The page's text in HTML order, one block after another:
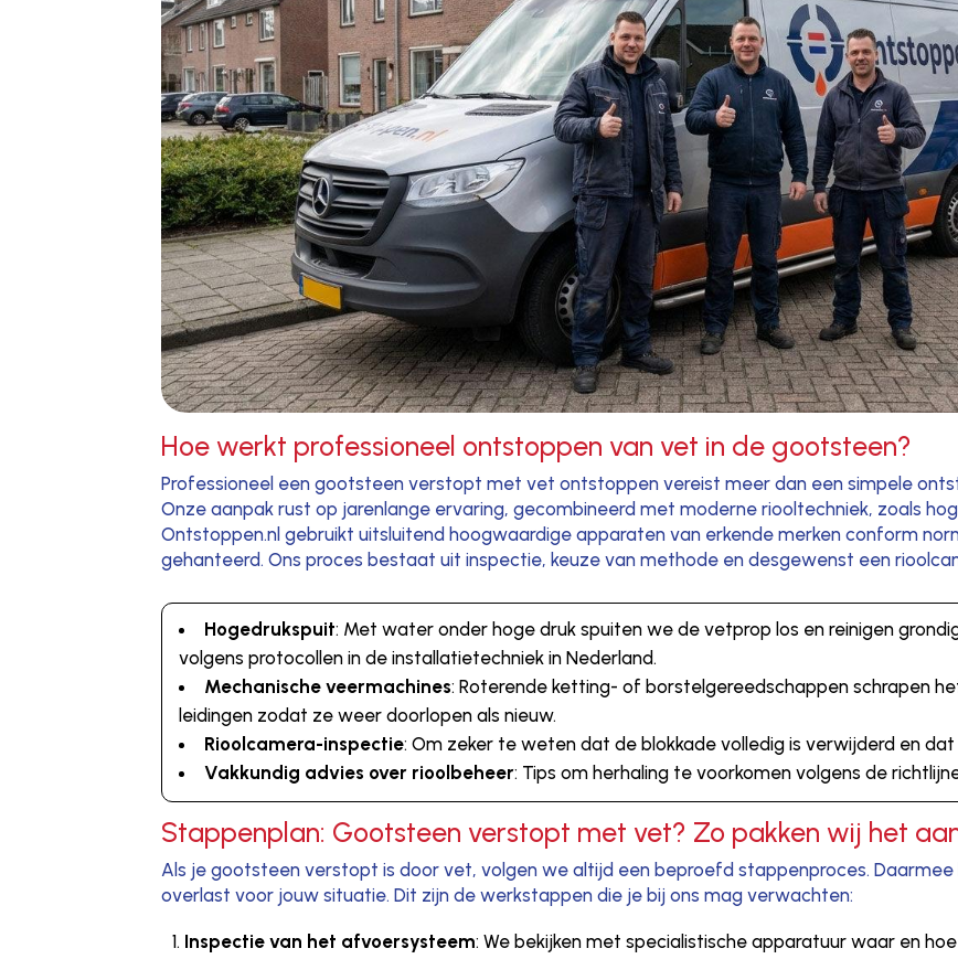
Hoe werkt professioneel ontstoppen van vet in de gootsteen?
Professioneel een gootsteen verstopt met vet ontstoppen vereist meer dan een simpele
Onze aanpak rust op jarenlange ervaring, gecombineerd met moderne riooltechniek, zoals
Ontstoppen.nl gebruikt uitsluitend hoogwaardige apparaten van erkende merken conform
gehanteerd. Ons proces bestaat uit inspectie, keuze van methode en desgewenst een
Hogedrukspuit: Met water onder hoge druk spuiten we de vetprop los en reinigen
volgens protocollen in de installatietechniek in Nederland.
Mechanische veermachines: Roterende ketting- of borstelgereedschappen schrapen
leidingen zodat ze weer doorlopen als nieuw.
Rioolcamera-inspectie: Om zeker te weten dat de blokkade volledig is verwijderd en
Vakkundig advies over rioolbeheer: Tips om herhaling te voorkomen volgens de
Stappenplan: Gootsteen verstopt met vet? Zo pakken wij het
Als je gootsteen verstopt is door vet, volgen we altijd een beproefd stappenproces. Daarmee
overlast voor jouw situatie. Dit zijn de werkstappen die je bij ons mag verwachten:
Inspectie van het afvoersysteem: We bekijken met specialistische apparatuur waar en